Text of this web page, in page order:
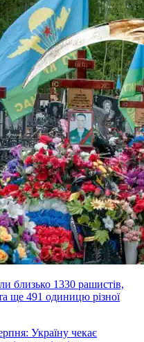
близько 1330 рашистів,
ще 491 одиницю різної